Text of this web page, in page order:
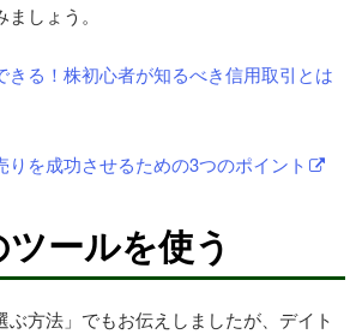
しょう。
きる！株初心者が知るべき信用取引とは
を成功させるための3つのポイント
ールを使う
ぶ方法」でもお伝えしましたが、デイト